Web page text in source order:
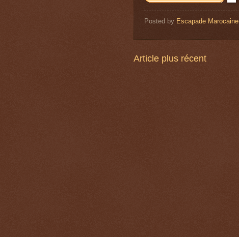
Posted by Escapade Marocaine
Article plus récent